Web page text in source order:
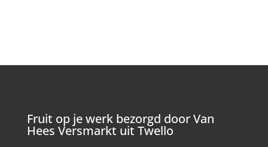
Fruit op je werk bezorgd door Van
Hees Versmarkt uit Twello